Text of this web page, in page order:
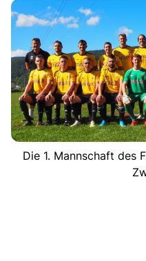
Die 1. Mannschaft des